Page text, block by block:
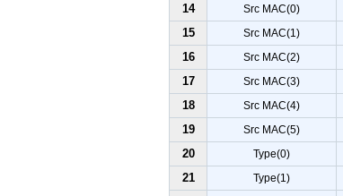
14 Src MAC(0)
15 Src MAC(1)
16 Src MAC(2)
17 Src MAC(3)
18 Src MAC(4)
19 Src MAC(5)
20 Type(0)
21 Type(1)